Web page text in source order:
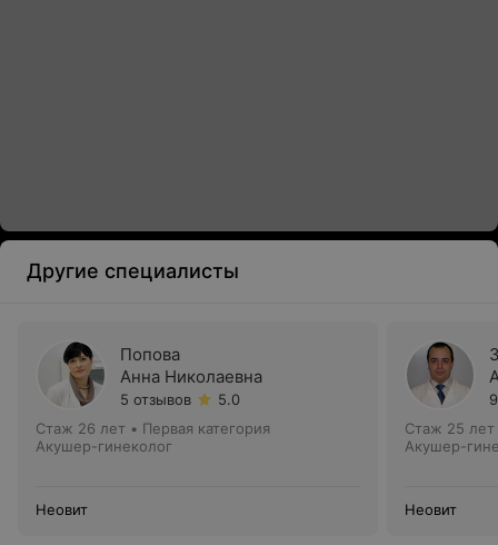
Другие специалисты
Попова
Анна Николаевна
5 отзывов
5.0
Стаж 26 лет • Первая категория
Акушер-гинеколог
Неовит
Стаж 25 лет
Акушер-
Неовит